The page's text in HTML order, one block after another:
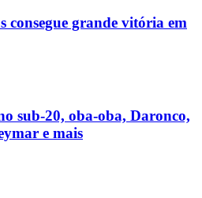
consegue grande vitória em
sub-20, oba-oba, Daronco,
e mais